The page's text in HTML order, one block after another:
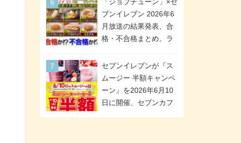
「ツインギフト」が登
場
「ジョブチューン」×セ
ブンイレブン 2026年6
月放送の結果発表、合
格・不合格まとめ。ラ
合格「金のハンバー
グ」。満場一致合格数
は6商品、合格数は2商
品。TVerでの見逃し配
セブンイレブンが『ス
ムージー 半額キャンペ
ーン』を2026年6月10
日に開催、セブンカフ